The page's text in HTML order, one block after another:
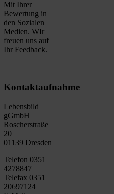
Mit Ihrer
Bewertung in
den Sozialen
Medien. WIr
freuen uns auf
Ihr Feedback.
Kontaktaufnahme
Lebensbild
gGmbH
Roscherstraße
20
01139 Dresden
Telefon 0351
4278847
Telefax 0351
20697124